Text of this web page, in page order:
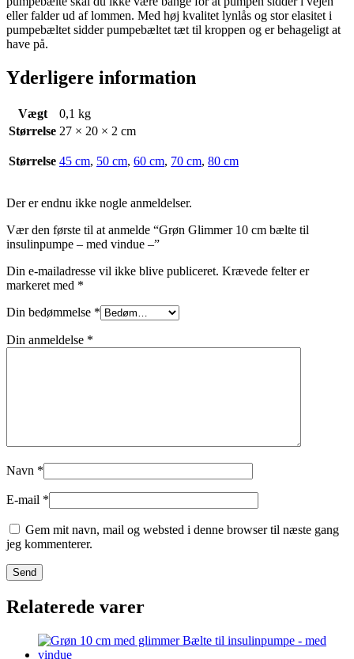
eller falder ud af lommen. Med høj kvalitet lynlås og stor elasitet i
pumpebæltet sidder pumpebæltet tæt til kroppen og er behageligt at
have på.
Yderligere information
Vægt
0,1 kg
Størrelse 27 × 20 × 2 cm
Størrelse 45 cm, 50 cm, 60 cm, 70 cm, 80 cm
Der er endnu ikke nogle anmeldelser.
Vær den første til at anmelde “Grøn Glimmer 10 cm bælte til
insulinpumpe – med vindue –”
Din e-mailadresse vil ikke blive publiceret. Krævede felter er
markeret med *
Din bedømmelse *
Din anmeldelse *
Navn *
E-mail *
Gem mit navn, mail og websted i denne browser til næste gang
jeg kommenterer.
Relaterede varer